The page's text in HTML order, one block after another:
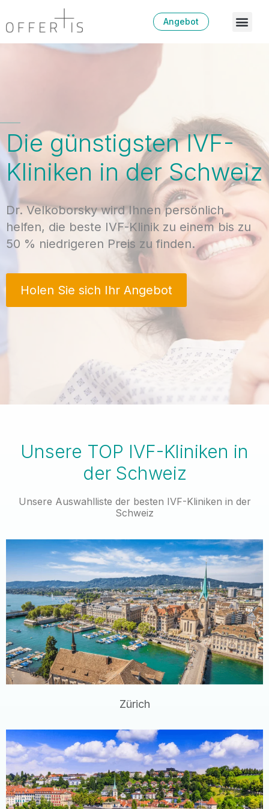
Angebot
Die günstigsten IVF-
Kliniken in der Schweiz
Dr. Velkoborsky wird Ihnen persönlich
helfen, die beste IVF-Klinik zu einem bis zu
50 % niedrigeren Preis zu finden.
Holen Sie sich Ihr Angebot
Unsere TOP IVF-Kliniken in
der Schweiz
Unsere Auswahlliste der besten IVF-Kliniken in der
Schweiz
Zürich